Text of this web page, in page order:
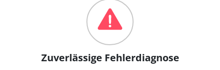
Zuverlässige Fehlerdiagnose